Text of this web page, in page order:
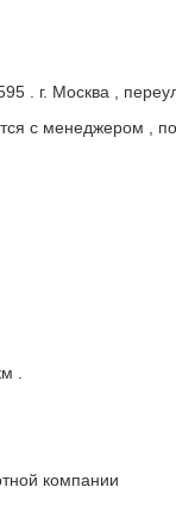
. г. Москва ,
с менеджером ,
.
компании